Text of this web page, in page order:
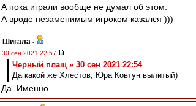
А пока играли вообще не думал об этом.
А вроде незаменимым игроком казался )))
Шигала -
30 сен 2021 22:57
Черный плащ » 30 сен 2021 22:54
Да какой же Хлестов, Юра Ковтун вылитый)
Да. Именно.